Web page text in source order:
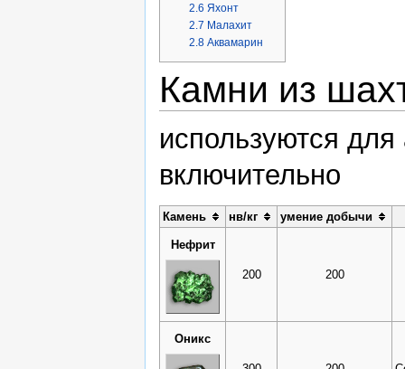
2.6 Яхонт
2.7 Малахит
2.8 Аквамарин
Камни из
используются
включительно
Камень нв/кг умение добычи
Нефрит
200 200
Оникс